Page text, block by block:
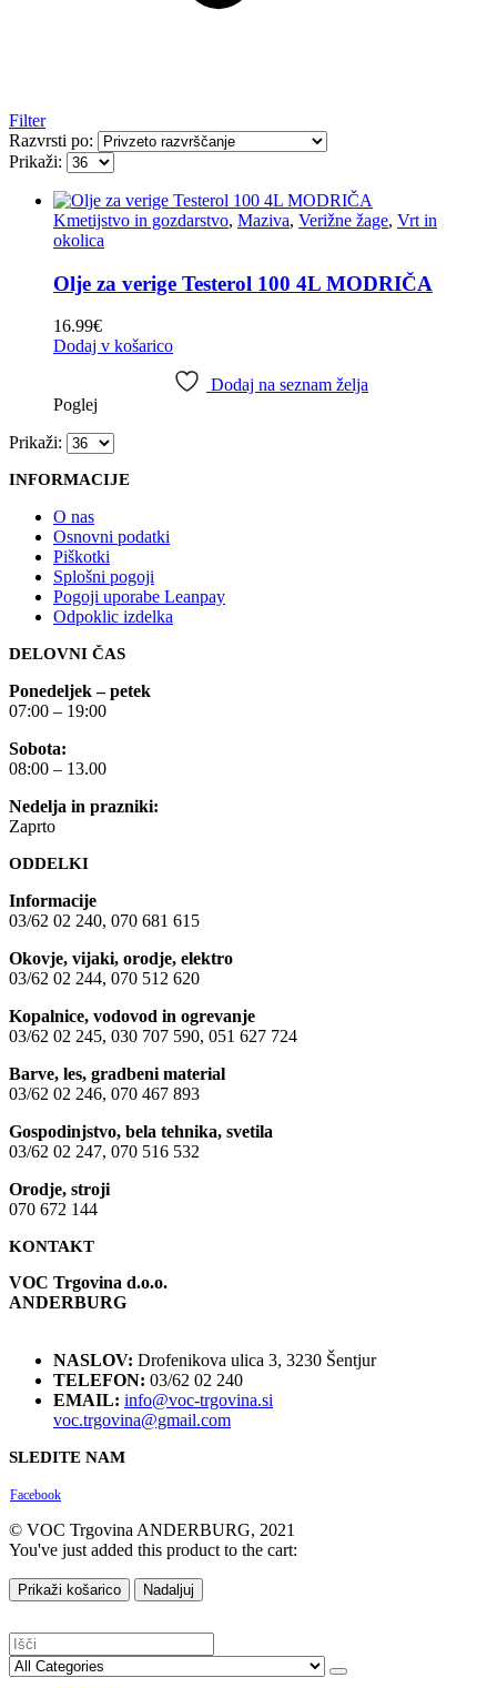
Filter
Razvrsti po:
Prikaži:
Kmetijstvo in gozdarstvo, Maziva, Verižne žage, Vrt in
okolica
Olje za verige Testerol 100 4L MODRIČA
16.99€
Dodaj v košarico
Dodaj na seznam želja
Poglej
Prikaži:
INFORMACIJE
O nas
Osnovni podatki
Piškotki
Splošni pogoji
Pogoji uporabe Leanpay
Odpoklic izdelka
DELOVNI ČAS
Ponedeljek – petek
07:00 – 19:00
Sobota:
08:00 – 13.00
Nedelja in prazniki:
Zaprto
ODDELKI
Informacije
03/62 02 240, 070 681 615
Okovje, vijaki, orodje, elektro
03/62 02 244, 070 512 620
Kopalnice, vodovod in ogrevanje
03/62 02 245, 030 707 590, 051 627 724
Barve, les, gradbeni material
03/62 02 246, 070 467 893
Gospodinjstvo, bela tehnika, svetila
03/62 02 247, 070 516 532
Orodje, stroji
070 672 144
KONTAKT
VOC Trgovina d.o.o.
ANDERBURG
NASLOV: Drofenikova ulica 3, 3230 Šentjur
TELEFON: 03/62 02 240
EMAIL: info@voc-trgovina.si
voc.trgovina@gmail.com
SLEDITE NAM
Facebook
© VOC Trgovina ANDERBURG, 2021
You've just added this product to the cart:
Prikaži košarico Nadaljuj